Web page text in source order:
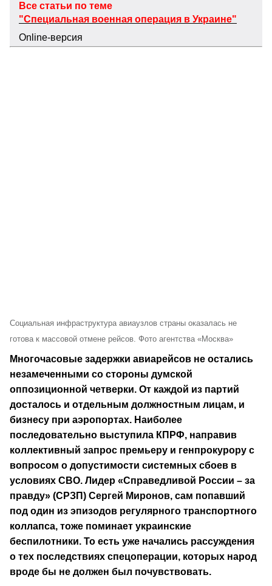
Все статьи по теме
"Специальная военная операция в Украине"
Online-версия
Социальная инфраструктура авиаузлов страны оказалась не
готова к массовой отмене рейсов. Фото агентства «Москва»
Многочасовые задержки авиарейсов не остались
незамеченными со стороны думской
оппозиционной четверки. От каждой из партий
досталось и отдельным должностным лицам, и
бизнесу при аэропортах. Наиболее
последовательно выступила КПРФ, направив
коллективный запрос премьеру и генпрокурору с
вопросом о допустимости системных сбоев в
условиях СВО. Лидер «Справедливой России – за
правду» (СРЗП) Сергей Миронов, сам попавший
под один из эпизодов регулярного транспортного
коллапса, тоже поминает украинские
беспилотники. То есть уже начались рассуждения
о тех последствиях спецоперации, которых народ
вроде бы не должен был почувствовать.